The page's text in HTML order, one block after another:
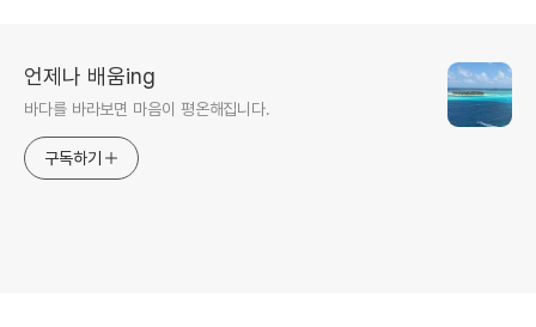
언제나 배움ing
바다를 바라보면 마음이 평온해집니다.
구독하기